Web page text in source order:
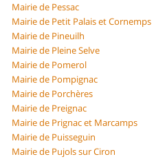
Mairie de Pessac
Mairie de Petit Palais et Cornemps
Mairie de Pineuilh
Mairie de Pleine Selve
Mairie de Pomerol
Mairie de Pompignac
Mairie de Porchères
Mairie de Preignac
Mairie de Prignac et Marcamps
Mairie de Puisseguin
Mairie de Pujols sur Ciron